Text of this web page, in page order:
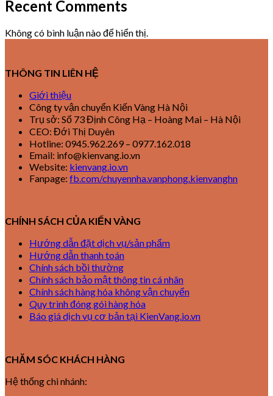
Recent Comments
Không có bình luận nào để hiển thị.
THÔNG TIN LIÊN HỆ
Giới thiệu
Công ty vận chuyển Kiến Vàng Hà Nội
Trụ sở: Số 73 Định Công Hạ – Hoàng Mai – Hà Nội
CEO: Đới Thị Duyên
Hotline: 0945.962.269 – 0977.162.018
Email: info@kienvang.io.vn
Website: kienvang.io.vn
Fanpage: fb.com/chuyennha.vanphong.kienvanghn
CHÍNH SÁCH CỦA KIẾN VÀNG
Hướng dẫn đặt dịch vụ/sản phẩm
Hướng dẫn thanh toán
Chính sách bồi thường
Chính sách bảo mật thông tin cá nhân
Chính sách hàng hóa không vận chuyển
Quy trình đóng gói hàng hóa
Báo giá dịch vụ cơ bản tại KienVang.io.vn
CHĂM SÓC KHÁCH HÀNG
Hệ thống chi nhánh: